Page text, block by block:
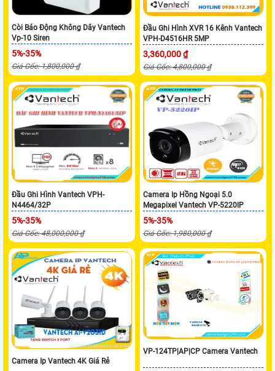
Còi Báo Động Không Dây Vantech
Vp-10 Siren
5%-35%
Giá Gốc: 1,800,000 ₫
Đầu Ghi Hình XVR 16 Kênh Vantech
VPH-D4516HR 5MP
3,360,000 ₫
Giá Gốc: 4,800,000 ₫
Đầu Ghi Hình Vantech VPH-
N4464/32P
5%-35%
Giá Gốc: 48,000,000 ₫
Camera Ip Hồng Ngoại 5.0
Megapixel Vantech VP-5220IP
5%-35%
Giá Gốc: 1,980,000 ₫
Camera Ip Vantech 4K Giá Rẻ
VP-124TP|AP|CP Camera Vantech